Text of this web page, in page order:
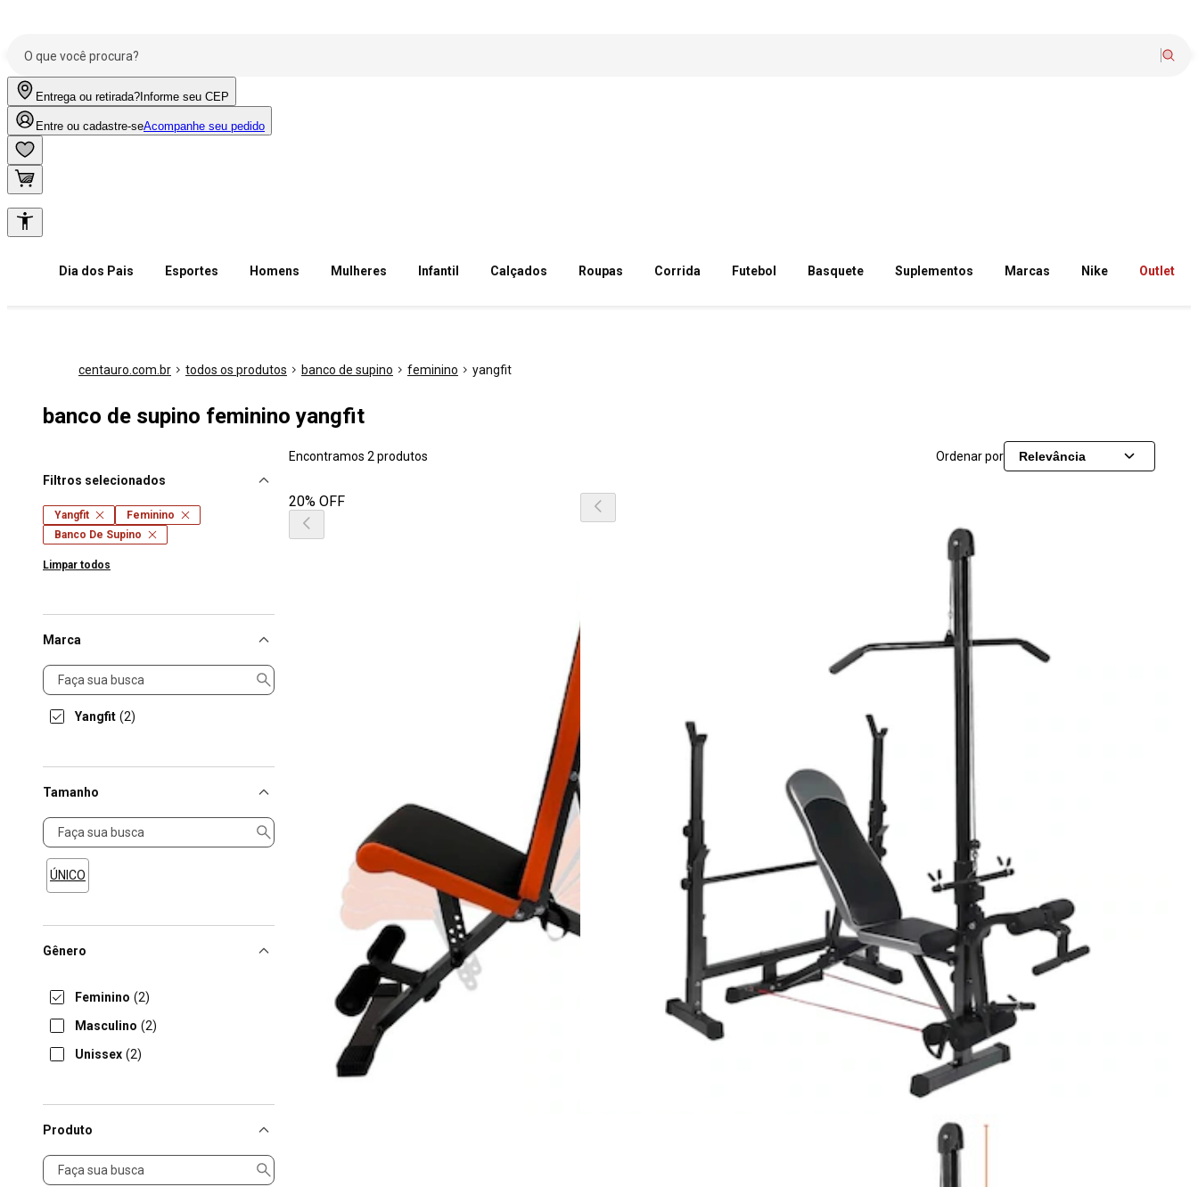
Entrega ou retirada? Informe seu CEP
Entre ou cadastre-seAcompanhe seu pedido
Dia dos Pais Esportes Homens Mulheres Infantil Calçados Roupas Corrida Futebol Basquete Suplementos Marcas Nike Outlet
centauro.com.br todos os produtos banco de supino feminino yangfit
banco de supino feminino yangfit
Filtros selecionados
Yangfit
Feminino
Banco De Supino
Limpar todos
Marca
Marca
Yangfit (2)
Tamanho
Tamanho
ÚNICO
Gênero
Feminino (2)
Masculino (2)
Unissex (2)
Produto
Produto
Encontramos 2 produtos Ordenar por Relevância
20% OFF